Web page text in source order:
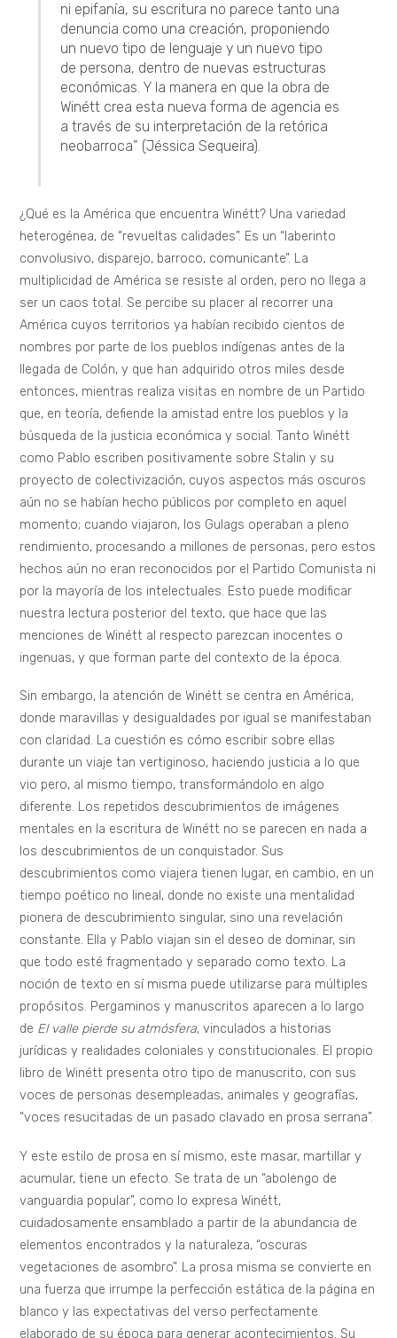
ni epifanía, su escritura no parece tanto una
denuncia como una creación, proponiendo
un nuevo tipo de lenguaje y un nuevo tipo
de persona, dentro de nuevas estructuras
económicas. Y la manera en que la obra de
Winétt crea esta nueva forma de agencia es
a través de su interpretación de la retórica
neobarroca” (Jéssica Sequeira).
¿Qué es la América que encuentra Winétt? Una variedad
heterogénea, de “revueltas calidades”. Es un “laberinto
convolusivo, disparejo, barroco, comunicante”. La
multiplicidad de América se resiste al orden, pero no llega a
ser un caos total. Se percibe su placer al recorrer una
América cuyos territorios ya habían recibido cientos de
nombres por parte de los pueblos indígenas antes de la
llegada de Colón, y que han adquirido otros miles desde
entonces, mientras realiza visitas en nombre de un Partido
que, en teoría, defiende la amistad entre los pueblos y la
búsqueda de la justicia económica y social. Tanto Winétt
como Pablo escriben positivamente sobre Stalin y su
proyecto de colectivización, cuyos aspectos más oscuros
aún no se habían hecho públicos por completo en aquel
momento; cuando viajaron, los Gulags operaban a pleno
rendimiento, procesando a millones de personas, pero estos
hechos aún no eran reconocidos por el Partido Comunista ni
por la mayoría de los intelectuales. Esto puede modificar
nuestra lectura posterior del texto, que hace que las
menciones de Winétt al respecto parezcan inocentes o
ingenuas, y que forman parte del contexto de la época.
Sin embargo, la atención de Winétt se centra en América,
donde maravillas y desigualdades por igual se manifestaban
con claridad. La cuestión es cómo escribir sobre ellas
durante un viaje tan vertiginoso, haciendo justicia a lo que
vio pero, al mismo tiempo, transformándolo en algo
diferente. Los repetidos descubrimientos de imágenes
mentales en la escritura de Winétt no se parecen en nada a
los descubrimientos de un conquistador. Sus
descubrimientos como viajera tienen lugar, en cambio, en un
tiempo poético no lineal, donde no existe una mentalidad
pionera de descubrimiento singular, sino una revelación
constante. Ella y Pablo viajan sin el deseo de dominar, sin
que todo esté fragmentado y separado como texto. La
noción de texto en sí misma puede utilizarse para múltiples
propósitos. Pergaminos y manuscritos aparecen a lo largo
de El valle pierde su atmósfera, vinculados a historias
jurídicas y realidades coloniales y constitucionales. El propio
libro de Winétt presenta otro tipo de manuscrito, con sus
voces de personas desempleadas, animales y geografías,
“voces resucitadas de un pasado clavado en prosa serrana”.
Y este estilo de prosa en sí mismo, este masar, martillar y
acumular, tiene un efecto. Se trata de un “abolengo de
vanguardia popular”, como lo expresa Winétt,
cuidadosamente ensamblado a partir de la abundancia de
elementos encontrados y la naturaleza, “oscuras
vegetaciones de asombro”. La prosa misma se convierte en
una fuerza que irrumpe la perfección estática de la página en
blanco y las expectativas del verso perfectamente
elaborado de su época para generar acontecimientos. Su